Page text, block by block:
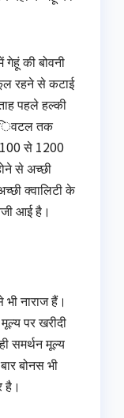
की बोवनी
रहने से कटाई
पहले हल्की
तक
से 1200
से अच्छी
क्वालिटी के
आई है।
नाराज हैं।
पर खरीदी
समर्थन मूल्य
बोनस भी
है।